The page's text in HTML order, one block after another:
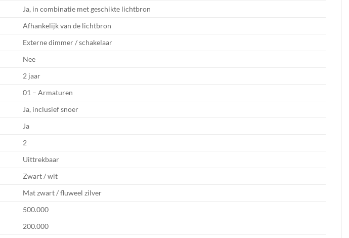
Ja, in combinatie met geschikte lichtbron
Afhankelijk van de lichtbron
Externe dimmer / schakelaar
Nee
2 jaar
01 – Armaturen
Ja, inclusief snoer
Ja
2
Uittrekbaar
Zwart / wit
Mat zwart / fluweel zilver
500.000
200.000